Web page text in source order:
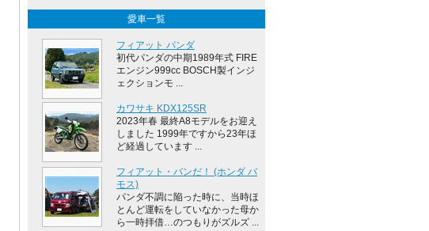
愛車一覧
フィアット パンダ
初代パンダの中期1989年式 FIRE
エンジン999cc BOSCH製インジ
ェクションモ ...
カワサキ KDX125SR
2023年春 最終A8モデルをお迎え
しました 1999年ですから23年ほ
ど経過しています ...
フィアット・バンだ！ (ホンダ バ
モス)
パンダ不調に陥った時に、当時ほ
とんど運転をしていなかった母か
ら一時拝借…のつもりがズルズ ...